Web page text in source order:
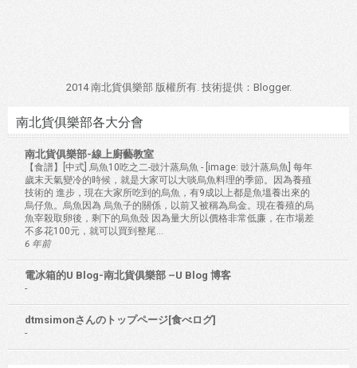
2014 南北貨俱樂部 版權所有. 技術提供： Blogger.
南北貨俱樂部各大分會
南北貨俱樂部-線上廚藝教室
【食譜】[中式] 烏魚10吃之二-豉汁蒸烏魚 - [image: 豉汁蒸烏魚] 每年
歲末天氣變冷的時候，就是大家可以大啖烏魚料理的季節。因為養殖
技術的 進步，現在大家所吃到的烏魚，有9成以上都是魚塭養出來的
烏仔魚。烏魚因為 烏魚子的關係，以前又被稱為烏金。現在養殖的烏
魚宰殺取卵後，剩下的烏魚殼 因為量大所以價格非常低廉，在市場差
不多花100元，就可以買到整尾...
6 年前
電冰箱的U Blog-南北貨俱樂部 –U Blog 博客
-
dtmsimonさんのトップページ[食べログ]
-